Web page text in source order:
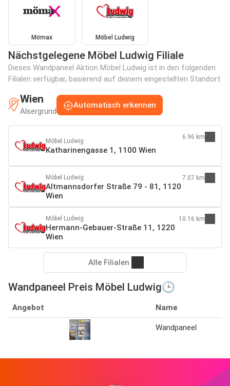
Mömax Möbel Ludwig
Nächstgelegene Möbel Ludwig Filiale
Dieses Wandpaneel Aktion Möbel Ludwig ist in den folgenden
Filialen verfügbar, basierend auf deinem eingestellten Standort:
Wien
Alsergrund
Automatisch erkennen
Möbel Ludwig
Katharinengasse 1, 1100 Wien
6.96 km
Möbel Ludwig
Altmannsdorfer Straße 79 - 81, 1120
Wien
7.07 km
Möbel Ludwig
Hermann-Gebauer-Straße 11, 1220
Wien
10.16 km
Alle Filialen
Wandpaneel Preis Möbel Ludwig🕒
Angebot Name
Wandpaneel